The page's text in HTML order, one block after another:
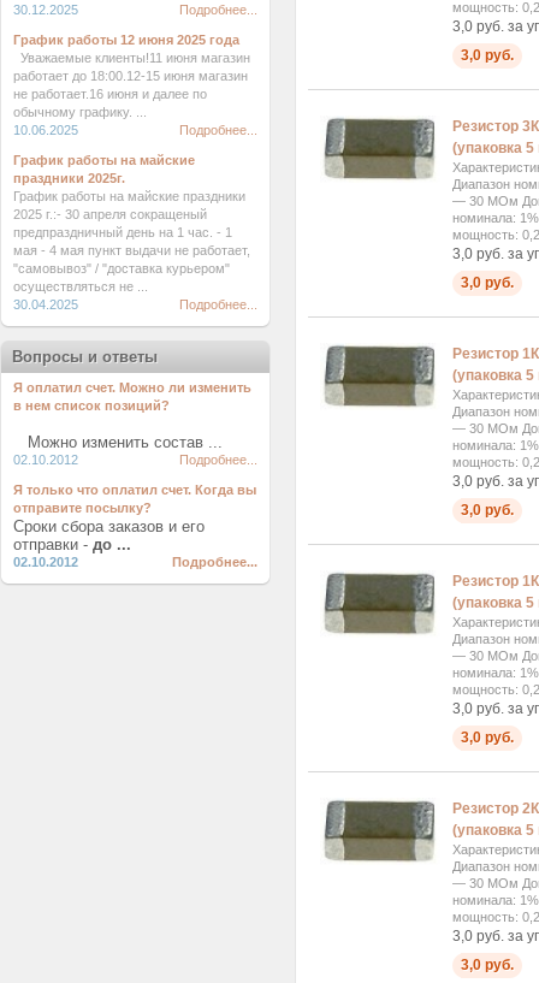
мощность:
3,0 руб. за
3,0 руб.
Резистор
(упаковка 5
Диапазон
— 30 МОм
номинала:
мощность:
3,0 руб. за
3,0 руб.
Резистор
(упаковка 5
Диапазон
— 30 МОм
номинала:
мощность:
3,0 руб. за
3,0 руб.
Резистор
(упаковка 5
Диапазон
— 30 МОм
номинала:
мощность:
3,0 руб. за
3,0 руб.
Резистор
(упаковка 5
Диапазон
— 30 МОм
номинала:
мощность:
3,0 руб. за
3,0 руб.
30.12.2025 Подробнее...
График работы 12 июня 2025 года
Уважаемые клиенты!11 июня магазин
работает до 18:00.12-15 июня магазин
не работает.16 июня и далее по
обычному графику. ...
10.06.2025
Подробнее...
График работы на майские
праздники 2025г.
График работы на майские праздники
2025 г.:- 30 апреля сокращеный
предпраздничный день на 1 час. - 1
мая - 4 мая пункт выдачи не работает,
"самовывоз" / "доставка курьером"
осуществляться не ...
30.04.2025
Подробнее...
Вопросы и ответы
Я оплатил счет. Можно ли изменить
в нем список позиций?
Можно изменить состав ...
02.10.2012 Подробнее...
Я только что оплатил счет. Когда вы
отправите посылку?
Сроки сбора заказов и его
отправки - до ...
02.10.2012 Подробнее...